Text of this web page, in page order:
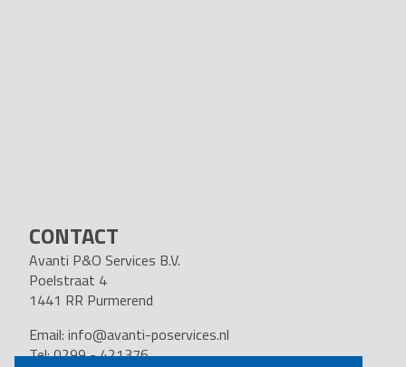
CONTACT
Avanti P&O Services B.V.
Poelstraat 4
1441 RR Purmerend
Email: info@avanti-poservices.nl
Tel: 0299 - 421376